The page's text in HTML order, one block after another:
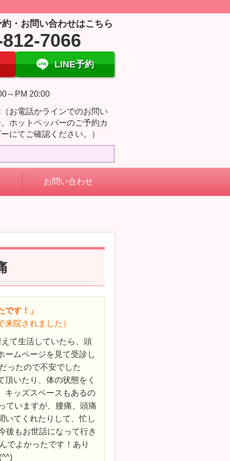
・お問い合わせはこちら
7066
LINE予約
～PM 20:00
お電話かラインでのお問い
ホットペッパーのご予約カ
にてご確認ください。）
お問い合わせ
です！」
院されました）
て生活していたら、頭
ームページを見て受診し
ったので不安でした
頂いたり、体の状態をく
キッズスペースもあるの
ていますが、腰痛、頭痛
いてくれたりして、忙し
後もお世話になって行き
でよかったです！あり